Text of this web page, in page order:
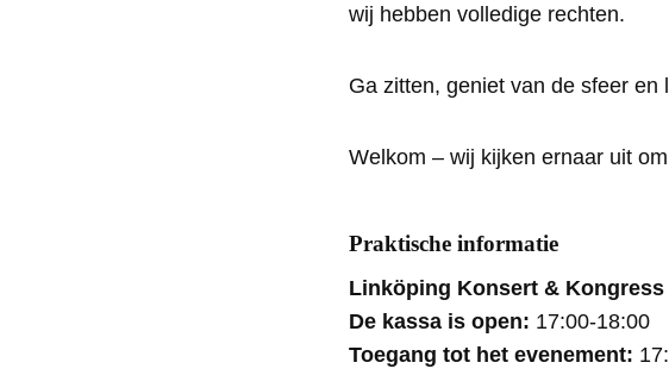
wij hebben volledige rechten.
Ga zitten, geniet van de sfeer
Welkom – wij kijken ernaar uit
Praktische informatie
Linköping Konsert & Kongress
De kassa is open: 17:00-18:00
Toegang tot het evenement: